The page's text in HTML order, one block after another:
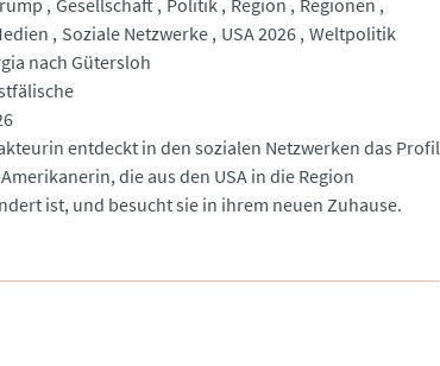
Soziale Netzwerke USA 2026 Weltpolitik
nach Gütersloh
entdeckt in den sozialen Netzwerken das Profil
die aus den USA in die Region
ist, und besucht sie in ihrem neuen Zuhause.